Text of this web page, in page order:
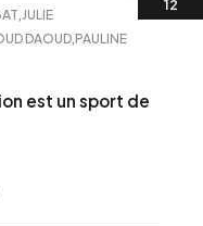
JULIE
DAOUD PAULINE
est un sport de